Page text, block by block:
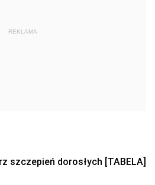
REKLAMA
szczepień dorosłych [TABELA]